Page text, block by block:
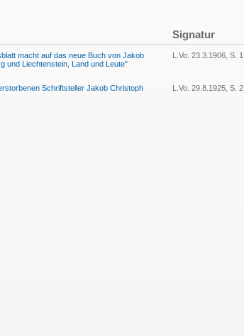
Signatur
macht auf das neue Buch von Jakob
und Liechtenstein, Land und Leute"
L.Vo. 23.3.1906, S. 1
Schriftsteller Jakob Christoph
L.Vo. 29.8.1925, S. 2